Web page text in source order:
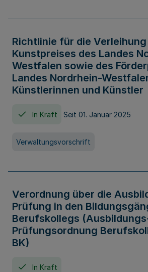
Richtlinie für die Verleihung
Kunstpreises des Landes
Westfalen sowie des
Landes Nordrhein-
Künstlerinnen und Künstler
In Kraft Seit 01. Januar 2025
Verwaltungsvorschrift
Verordnung über die
Prüfung in den
Berufskollegs
Prüfungsordnung
BK)
In Kraft